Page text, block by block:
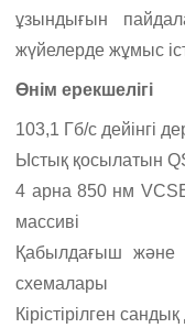
ұзындығын
жүйелерде жұмыс
Өнім ерекшелігі
103,1 Гб/с дейінгі
Ыстық қосылатын
4 арна 850 нм
массиві
Қабылдағыш және
схемалары
Кірістірілген